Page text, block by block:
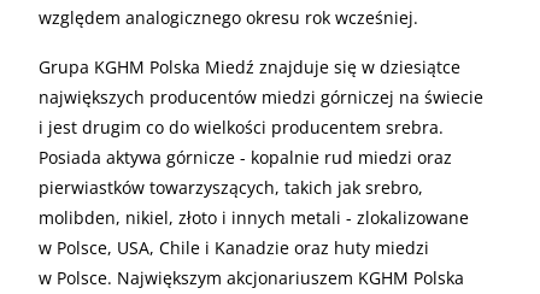
względem analogicznego okresu rok wcześniej.
Grupa KGHM Polska Miedź znajduje się w dziesiątce
największych producentów miedzi górniczej na świecie
i jest drugim co do wielkości producentem srebra.
Posiada aktywa górnicze - kopalnie rud miedzi oraz
pierwiastków towarzyszących, takich jak srebro,
molibden, nikiel, złoto i innych metali - zlokalizowane
w Polsce, USA, Chile i Kanadzie oraz huty miedzi
w Polsce. Największym akcjonariuszem KGHM Polska